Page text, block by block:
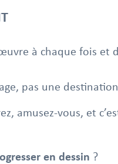
à chaque fois
pas une
amusez-vous, et
en dessin ?